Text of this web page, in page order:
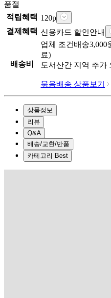
품절
적립혜택 120p
결제혜택 신용카드 할인안내
배송비
업체 조건배송3,000
료)
도서산간 지역 추가
묶음배송 상품보기
상품정보
리뷰
Q&A
배송/교환/반품
카테고리 Best